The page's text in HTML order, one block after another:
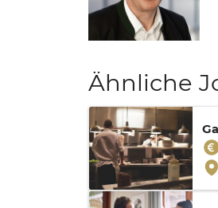
Ähnliche